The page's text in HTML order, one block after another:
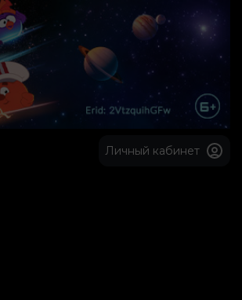
Личный кабинет